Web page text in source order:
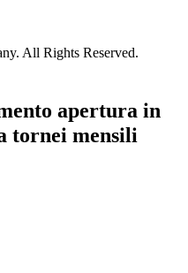
All Rights Reserved.
apertura in
tornei mensili